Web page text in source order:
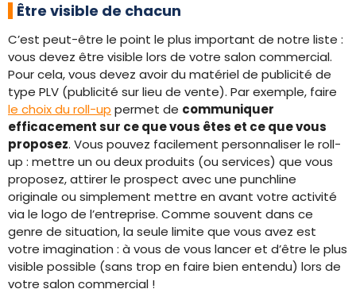
Être visible de chacun
C’est peut-être le point le plus important de notre liste :
vous devez être visible lors de votre salon commercial.
Pour cela, vous devez avoir du matériel de publicité de
type PLV (publicité sur lieu de vente). Par exemple, faire
le choix du roll-up permet de communiquer
efficacement sur ce que vous êtes et ce que vous
proposez. Vous pouvez facilement personnaliser le roll-
up : mettre un ou deux produits (ou services) que vous
proposez, attirer le prospect avec une punchline
originale ou simplement mettre en avant votre activité
via le logo de l’entreprise. Comme souvent dans ce
genre de situation, la seule limite que vous avez est
votre imagination : à vous de vous lancer et d’être le plus
visible possible (sans trop en faire bien entendu) lors de
votre salon commercial !